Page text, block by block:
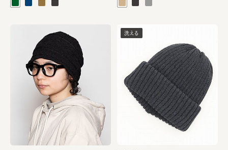
洗える